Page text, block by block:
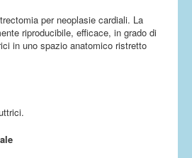
per neoplasie cardiali. La
riproducibile, efficace, in grado di
in uno spazio anatomico ristretto